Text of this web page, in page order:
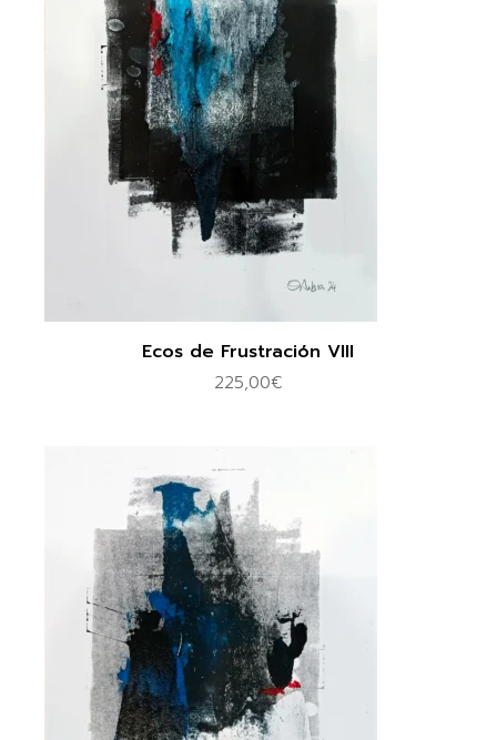
Ecos de Frustración VIII
225,00€